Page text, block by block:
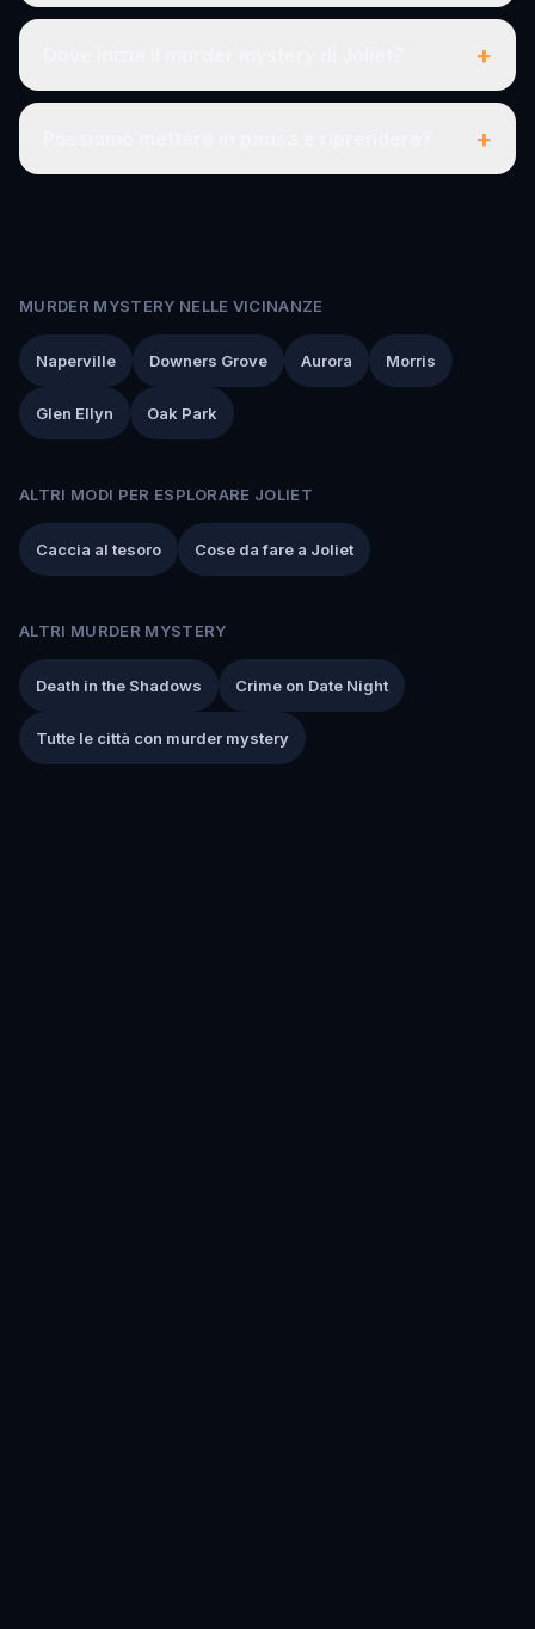
+
+
MURDER MYSTERY NELLE VICINANZE
Naperville Downers Grove Aurora Morris
Glen Ellyn Oak Park
ALTRI MODI PER ESPLORARE JOLIET
Caccia al tesoro Cose da fare a Joliet
ALTRI MURDER MYSTERY
Death in the Shadows Crime on Date Night
Tutte le città con murder mystery